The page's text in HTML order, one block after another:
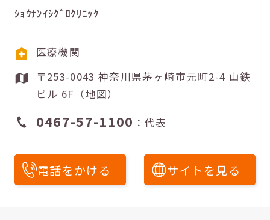
ｼｮｳﾅﾝｲｼｸﾞﾛｸﾘﾆｯｸ
医療機関
〒253-0043 神奈川県茅ヶ崎市元町2-4 山鉄
ビル 6F（地図）
0467-57-1100 ：代表
電話をかける サイトを見る